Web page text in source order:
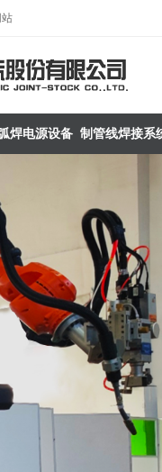
焊电源设备 制管线焊接系